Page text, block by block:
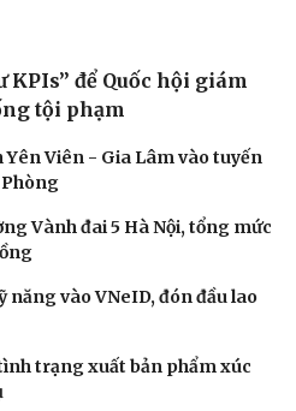
đau với thảo dược để làm
trái phép gần 50 tấn hàng
bản quyền của Vũ Phi Điệp –
sinh tử vong ở Vĩnh Long